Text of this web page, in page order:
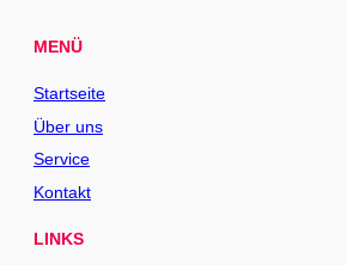
MENÜ
Startseite
Über uns
Service
Kontakt
LINKS